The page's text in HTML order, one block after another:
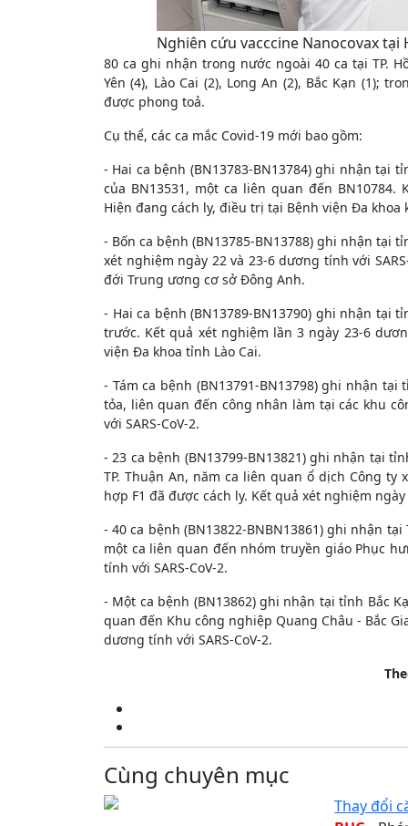
Nghiên cứu vacccine Nanocovax tại
80 ca ghi nhận trong nước ngoài 40 ca tại TP.
Yên (4), Lào Cai (2), Long An (2), Bắc Kạn (1);
được phong toả.
Cụ thể, các ca mắc Covid-19 mới bao gồm:
- Hai ca bệnh (BN13783-BN13784) ghi nhận tại
của BN13531, một ca liên quan đến BN10784.
Hiện đang cách ly, điều trị tại Bệnh viện Đa
- Bốn ca bệnh (BN13785-BN13788) ghi nhận tại
xét nghiệm ngày 22 và 23-6 dương tính với
đới Trung ương cơ sở Đông Anh.
- Hai ca bệnh (BN13789-BN13790) ghi nhận tại
trước. Kết quả xét nghiệm lần 3 ngày 23-6
viện Đa khoa tỉnh Lào Cai.
- Tám ca bệnh (BN13791-BN13798) ghi nhận
tỏa, liên quan đến công nhân làm tại các khu
với SARS-CoV-2.
- 23 ca bệnh (BN13799-BN13821) ghi nhận tại
TP. Thuận An, năm ca liên quan ổ dịch Công
hợp F1 đã được cách ly. Kết quả xét nghiệm
- 40 ca bệnh (BN13822-BNBN13861) ghi nhận
một ca liên quan đến nhóm truyền giáo Phục
tính với SARS-CoV-2.
- Một ca bệnh (BN13862) ghi nhận tại tỉnh Bắc
quan đến Khu công nghiệp Quang Châu - Bắc
dương tính với SARS-CoV-2.
Cùng chuyên mục
Thay đổi